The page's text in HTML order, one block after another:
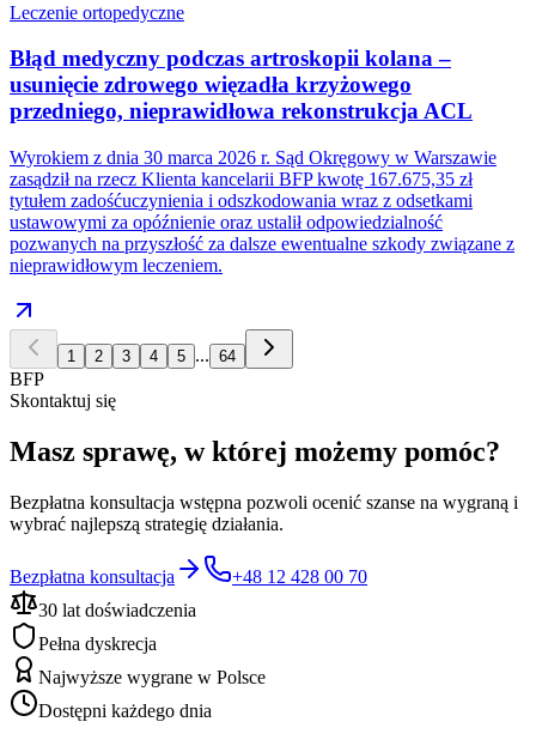
Leczenie ortopedyczne
Błąd medyczny podczas artroskopii kolana –
usunięcie zdrowego więzadła krzyżowego
przedniego, nieprawidłowa rekonstrukcja ACL
Wyrokiem z dnia 30 marca 2026 r. Sąd Okręgowy w Warszawie
zasądził na rzecz Klienta kancelarii BFP kwotę 167.675,35 zł
tytułem zadośćuczynienia i odszkodowania wraz z odsetkami
ustawowymi za opóźnienie oraz ustalił odpowiedzialność
pozwanych na przyszłość za dalsze ewentualne szkody związane z
nieprawidłowym leczeniem.
1 2 3 4 5 ... 64
BFP
Skontaktuj się
Masz sprawę, w której możemy pomóc?
Bezpłatna konsultacja wstępna pozwoli ocenić szanse na wygraną i
wybrać najlepszą strategię działania.
Bezpłatna konsultacja
+48 12 428 00 70
30 lat doświadczenia
Pełna dyskrecja
Najwyższe wygrane w Polsce
Dostępni każdego dnia